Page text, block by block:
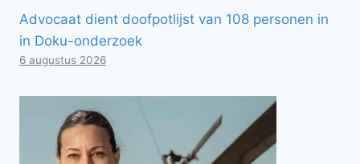
Advocaat dient doofpotlijst van 108 personen in
in Doku-onderzoek
6 augustus 2026